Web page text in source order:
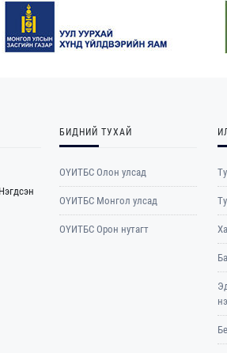
БИДНИЙ ТУХАЙ
ОҮИТБС Олон улсад
ОYИТБС Монгол улсад
ОYИТБС Орон нутагт